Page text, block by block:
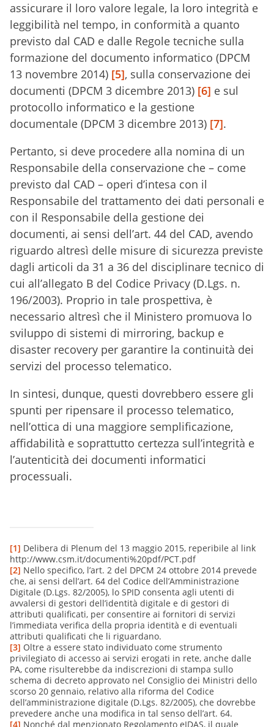
assicurare il loro valore legale, la loro integrità e
leggibilità nel tempo, in conformità a quanto
previsto dal CAD e dalle Regole tecniche sulla
formazione del documento informatico (DPCM
13 novembre 2014) [5], sulla conservazione dei
documenti (DPCM 3 dicembre 2013) [6] e sul
protocollo informatico e la gestione
documentale (DPCM 3 dicembre 2013) [7].
Pertanto, si deve procedere alla nomina di un
Responsabile della conservazione che – come
previsto dal CAD – operi d’intesa con il
Responsabile del trattamento dei dati personali e
con il Responsabile della gestione dei
documenti, ai sensi dell’art. 44 del CAD, avendo
riguardo altresì delle misure di sicurezza previste
dagli articoli da 31 a 36 del disciplinare tecnico di
cui all’allegato B del Codice Privacy (D.Lgs. n.
196/2003). Proprio in tale prospettiva, è
necessario altresì che il Ministero promuova lo
sviluppo di sistemi di mirroring, backup e
disaster recovery per garantire la continuità dei
servizi del processo telematico.
In sintesi, dunque, questi dovrebbero essere gli
spunti per ripensare il processo telematico,
nell’ottica di una maggiore semplificazione,
affidabilità e soprattutto certezza sull’integrità e
l’autenticità dei documenti informatici
processuali.
[1] Delibera di Plenum del 13 maggio 2015, reperibile al link
http://www.csm.it/documenti%20pdf/PCT.pdf
[2] Nello specifico, l’art. 2 del DPCM 24 ottobre 2014 prevede
che, ai sensi dell’art. 64 del Codice dell’Amministrazione
Digitale (D.Lgs. 82/2005), lo SPID consenta agli utenti di
avvalersi di gestori dell’identità digitale e di gestori di
attributi qualificati, per consentire ai fornitori di servizi
l’immediata verifica della propria identità e di eventuali
attributi qualificati che li riguardano.
[3] Oltre a essere stato individuato come strumento
privilegiato di accesso ai servizi erogati in rete, anche dalle
PA, come risulterebbe da indiscrezioni di stampa sullo
schema di decreto approvato nel Consiglio dei Ministri dello
scorso 20 gennaio, relativo alla riforma del Codice
dell’amministrazione digitale (D.Lgs. 82/2005), che dovrebbe
prevedere anche una modifica in tal senso dell’art. 64.
[4] Nonché dal menzionato Regolamento eIDAS, il quale